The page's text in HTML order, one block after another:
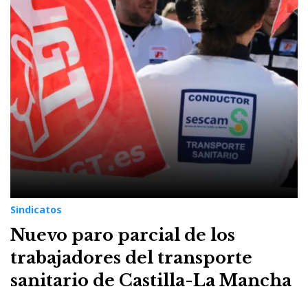
Sindicatos
Nuevo paro parcial de los
trabajadores del transporte
sanitario de Castilla-La Mancha